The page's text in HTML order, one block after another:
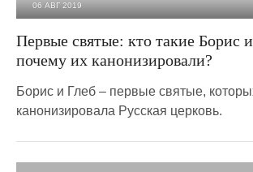
06 АВГ 2019
Первые святые: кто такие Борис
почему их канонизировали?
Борис и Глеб – первые святые,
канонизировала Русская церковь.